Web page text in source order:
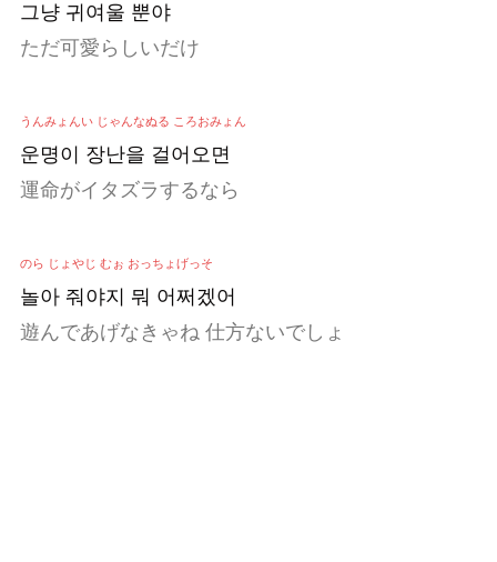
그냥 귀여울 뿐야
ただ可愛らしいだけ
うんみょんい じゃんなぬる ころおみょん
운명이 장난을 걸어오면
運命がイタズラするなら
のら じょやじ むぉ おっちょげっそ
놀아 줘야지 뭐 어쩌겠어
遊んであげなきゃね 仕方ないでしょ